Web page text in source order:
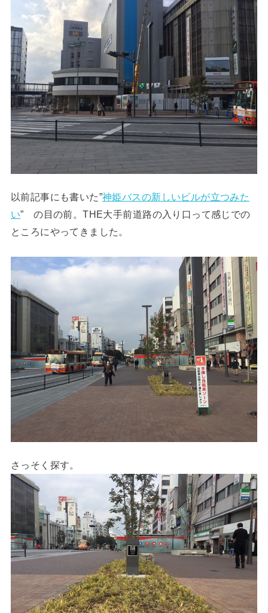
以前記事にも書いた”神姫バスの新しいビルが立つみた
い” の目の前。THE大手前道路の入り口って感じでの
ところにやってきました。
さっそく探す。